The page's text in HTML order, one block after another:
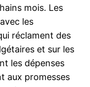
mois. Les
les
réclament des
et sur les
les dépenses
aux promesses